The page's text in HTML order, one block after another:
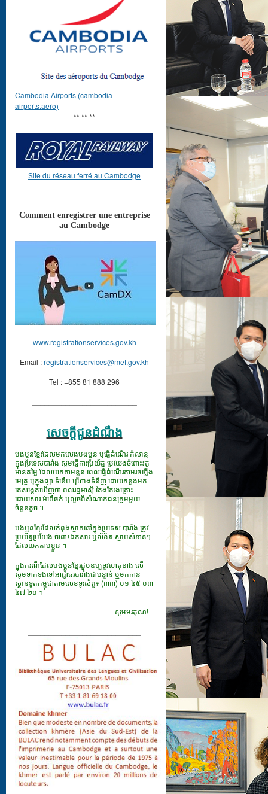
Cambodia Airports (cambodia-
airports.aero)
** ** **
Site du réseau ferré au Cambodge
Comment enregistrer une entreprise
au Cambodge
www.registrationservices.gov.kh
Email :registrationservices@mef.gov.kh
Tel : +855 81 888 296
សេចក្ដីជូនដំណឹង
បងប្អូនខ្មែរដែលមកលេងបងប្អូន ឬធ្វើដំណើរ កំសាន្ត
ក្នុងប្រទេសបារាំង សូមធ្វើការប្រយ័ត្ន ប្រយែងចំពោះវត្ថុ
មានតម្លៃ ដែលយកតាមខ្លួន ពេលធ្វើដំណើរតាមរថភ្លើង
មេត្រូ ឬក្នុងផ្សា ទំនើប ឬហាងទំនិញ ដោយកន្លងមក
គេសង្កេតឃើញថា ពលរដ្ឋអាស៊ី តែងតែរងគ្រោះ
ដោយសារ អំពើឆក់ ឬលួចពីសំណាក់ជនក្រុមមួយ
ចំនួនតូច ។
បងប្អូនខ្មែរដែលកំពុងស្នាក់នៅក្នុងប្រទេស បារាំង ត្រូវ
ប្រយ័ត្នប្រយែង ចំពោះឯកសារ​ ឬលិខិត ស្នាមសំខាន់ៗ
ដែលយកតាមខ្លួន ។
ក្នុងករណីដែលបងប្អូនខ្មែរជួបឧប្បទ្ទវហេតុខាង លើ
សូមទាក់ទងទៅអាជ្ញាធរបារាំងជាបន្ទាន់ ឬមកកាន់
ស្ថានទូតកម្ពុជាតាមលេខទូរស័ព្ទ៖ (៣៣) ០១ ៤៥ ០៣
៤៧ ២០ ។
សូមអរគុណ!